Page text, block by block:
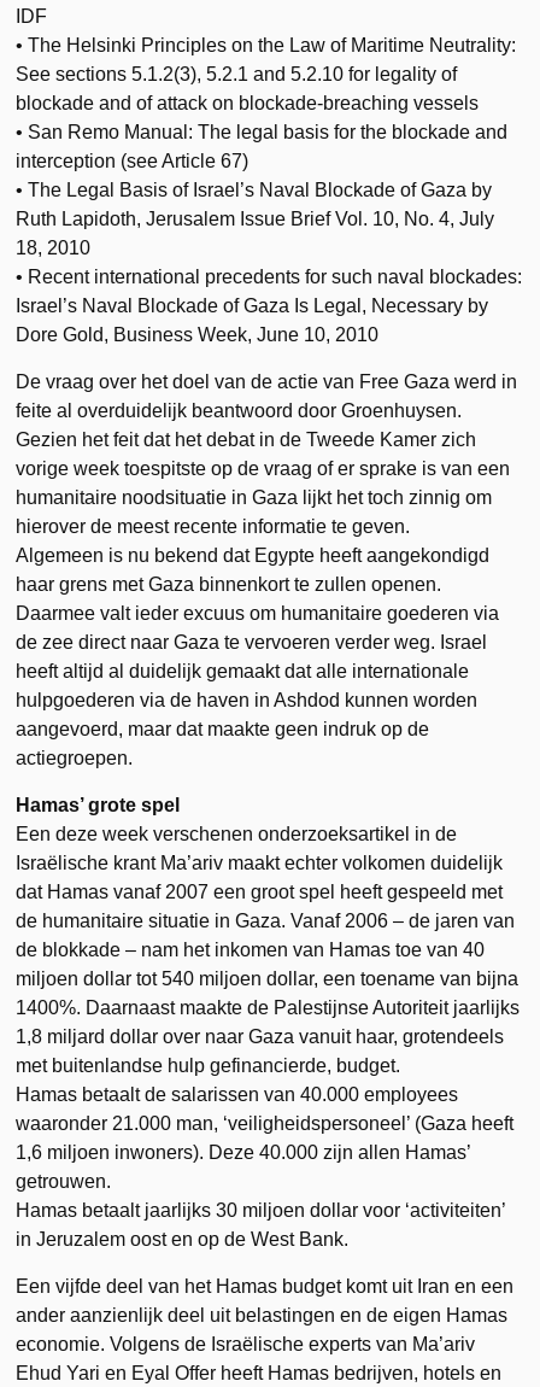
IDF
• The Helsinki Principles on the Law of Maritime Neutrality:
See sections 5.1.2(3), 5.2.1 and 5.2.10 for legality of
blockade and of attack on blockade-breaching vessels
• San Remo Manual: The legal basis for the blockade and
interception (see Article 67)
• The Legal Basis of Israel’s Naval Blockade of Gaza by
Ruth Lapidoth, Jerusalem Issue Brief Vol. 10, No. 4, July
18, 2010
• Recent international precedents for such naval blockades:
Israel’s Naval Blockade of Gaza Is Legal, Necessary by
Dore Gold, Business Week, June 10, 2010
De vraag over het doel van de actie van Free Gaza werd in
feite al overduidelijk beantwoord door Groenhuysen.
Gezien het feit dat het debat in de Tweede Kamer zich
vorige week toespitste op de vraag of er sprake is van een
humanitaire noodsituatie in Gaza lijkt het toch zinnig om
hierover de meest recente informatie te geven.
Algemeen is nu bekend dat Egypte heeft aangekondigd
haar grens met Gaza binnenkort te zullen openen.
Daarmee valt ieder excuus om humanitaire goederen via
de zee direct naar Gaza te vervoeren verder weg. Israel
heeft altijd al duidelijk gemaakt dat alle internationale
hulpgoederen via de haven in Ashdod kunnen worden
aangevoerd, maar dat maakte geen indruk op de
actiegroepen.
Hamas’ grote spel
Een deze week verschenen onderzoeksartikel in de
Israëlische krant Ma’ariv maakt echter volkomen duidelijk
dat Hamas vanaf 2007 een groot spel heeft gespeeld met
de humanitaire situatie in Gaza. Vanaf 2006 – de jaren van
de blokkade – nam het inkomen van Hamas toe van 40
miljoen dollar tot 540 miljoen dollar, een toename van bijna
1400%. Daarnaast maakte de Palestijnse Autoriteit jaarlijks
1,8 miljard dollar over naar Gaza vanuit haar, grotendeels
met buitenlandse hulp gefinancierde, budget.
Hamas betaalt de salarissen van 40.000 employees
waaronder 21.000 man, ‘veiligheidspersoneel’ (Gaza heeft
1,6 miljoen inwoners). Deze 40.000 zijn allen Hamas’
getrouwen.
Hamas betaalt jaarlijks 30 miljoen dollar voor ‘activiteiten’
in Jeruzalem oost en op de West Bank.
Een vijfde deel van het Hamas budget komt uit Iran en een
ander aanzienlijk deel uit belastingen en de eigen Hamas
economie. Volgens de Israëlische experts van Ma’ariv
Ehud Yari en Eyal Offer heeft Hamas bedrijven, hotels en